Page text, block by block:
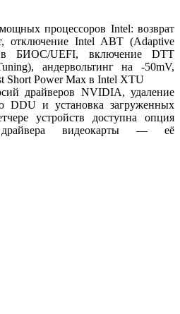
процессоров Intel: возврат
отключение Intel ABT (Adaptive
в БИОС/UEFI, включение DTT
андервольтинг на -50mV,
Short Power Max в Intel XTU
драйверов NVIDIA, удаление
и установка загруженных
устройств доступна опция
видеокарты — её